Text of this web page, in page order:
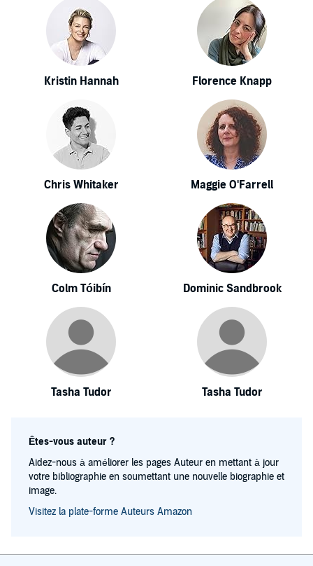
Kristin Hannah Florence Knapp
Chris Whitaker Maggie O'Farrell
Colm Tóibín Dominic Sandbrook
Tasha Tudor Tasha Tudor
Êtes-vous auteur ?
Aidez-nous à améliorer les pages Auteur en mettant à jour
votre bibliographie en soumettant une nouvelle biographie et
image.
Visitez la plate-forme Auteurs Amazon